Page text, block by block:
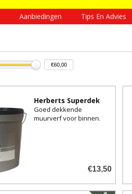
Aanbiedingen Tips En Advies
Herberts Superdek
Goed dekkende
muurverf voor binnen.
€13,50